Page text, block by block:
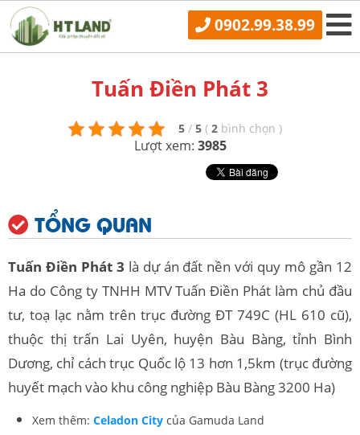
0902.99.38.99
Tuấn Điền Phát 3
5 / 5 ( 2 bình chọn )
Lượt xem: 3985
TỔNG QUAN
Tuấn Điền Phát 3 là dự án đất nền với quy mô gần 12
Ha do Công ty TNHH MTV Tuấn Điền Phát làm chủ đầu
tư, toạ lạc nằm trên trục đường ĐT 749C (HL 610 cũ),
thuộc thị trấn Lai Uyên, huyện Bàu Bàng, tỉnh Bình
Dương, chỉ cách trục Quốc lộ 13 hơn 1,5km (trục đường
huyết mạch vào khu công nghiệp Bàu Bàng 3200 Ha)
Xem thêm: Celadon City của Gamuda Land